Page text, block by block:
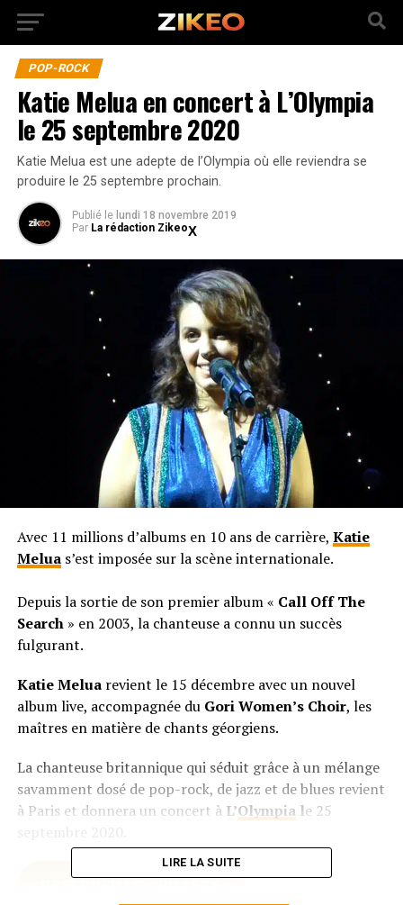
POP-ROCK
Katie Melua en concert à L’Olympia
le 25 septembre 2020
Katie Melua est une adepte de l’Olympia où elle reviendra se
produire le 25 septembre prochain.
Publié le lundi 18 novembre 2019
Par La rédaction Zikeo
Avec 11 millions d’albums en 10 ans de carrière, Katie
Meluas’est imposée sur la scène internationale.
Depuis la sortie de son premier album « Call Off The
Search» en 2003, la chanteuse a connu un succès
fulgurant.
Katie Meluarevient le 15 décembre avec un nouvel
album live, accompagnée du Gori Women’s Choir, les
maîtres en matière de chants géorgiens.
La chanteuse britannique qui séduit grâce à un mélange
savamment dosé de pop-rock, de jazz et de blues revient
à Paris et donnera un concert à L’Olympia le 25
RÉSERVER VOS BILLETS
LIRE LA SUITE